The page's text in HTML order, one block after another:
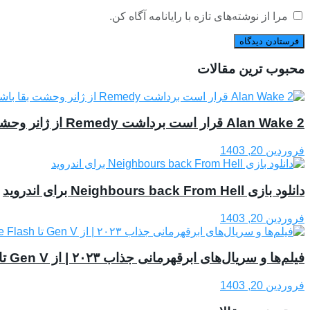
مرا از نوشته‌های تازه با رایانامه آگاه کن.
محبوب ترین مقالات
Alan Wake 2 قرار است برداشت Remedy از ژانر وحشت بقا باشد
فروردین 20, 1403
دانلود بازی Neighbours back From Hell برای اندروید
فروردین 20, 1403
فیلم‌ها و سریال‌های ابرقهرمانی جذاب ۲۰۲۳ | از Gen V تا The Flash
فروردین 20, 1403